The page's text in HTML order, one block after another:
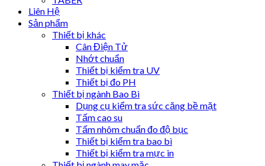
Liên Hệ
Sản phẩm
Thiết bị khác
Cân Điện Tử
Nhớt chuẩn
Thiết bị kiểm tra UV
Thiết bị đo PH
Thiết bị ngành Bao Bì
Dụng cụ kiểm tra sức căng bề mặt
Tấm cao su
Tấm nhôm chuẩn đo độ bục
Thiết bị kiểm tra bao bì
Thiết bị kiểm tra mực in